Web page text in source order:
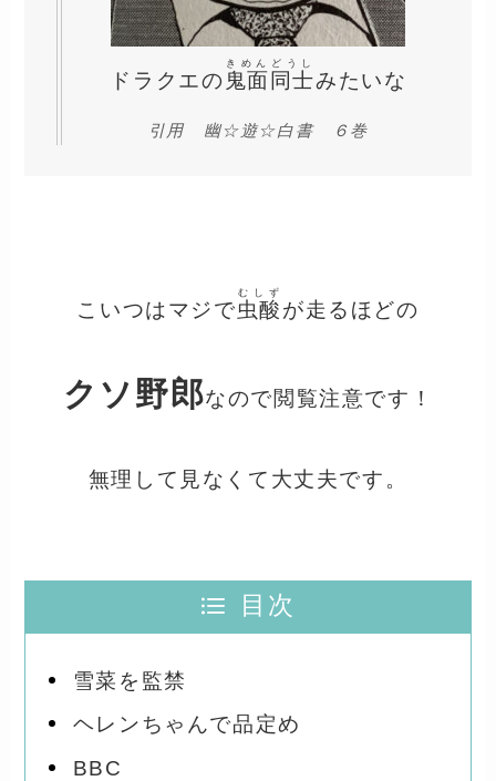
ドラクエの 鬼面同士
きめんどうし
みたいな
引用 幽☆遊☆白書 ６巻
こいつはマジで虫酸
むしず
が走るほどの
クソ野郎なので閲覧注意です！
無理して見なくて大丈夫です。
目次
雪菜を監禁
ヘレンちゃんで品定め
BBC